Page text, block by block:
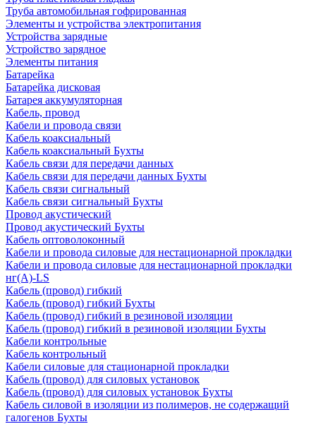
Труба автомобильная гофрированная
Элементы и устройства электропитания
Устройства зарядные
Устройство зарядное
Элементы питания
Батарейка
Батарейка дисковая
Батарея аккумуляторная
Кабель, провод
Кабели и провода связи
Кабель коаксиальный
Кабель коаксиальный Бухты
Кабель связи для передачи данных
Кабель связи для передачи данных Бухты
Кабель связи сигнальный
Кабель связи сигнальный Бухты
Провод акустический
Провод акустический Бухты
Кабель оптоволоконный
Кабели и провода силовые для нестационарной прокладки
Кабели и провода силовые для нестационарной прокладки
нг(А)-LS
Кабель (провод) гибкий
Кабель (провод) гибкий Бухты
Кабель (провод) гибкий в резиновой изоляции
Кабель (провод) гибкий в резиновой изоляции Бухты
Кабели контрольные
Кабель контрольный
Кабели силовые для стационарной прокладки
Кабель (провод) для силовых установок
Кабель (провод) для силовых установок Бухты
Кабель силовой в изоляции из полимеров, не содержащий
галогенов Бухты